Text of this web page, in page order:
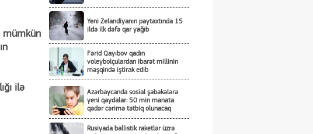
mümkün
ilə
Yeni Zelandiyanın paytaxtında 15
ildə ilk dəfə qar yağıb
Fərid Qayıbov qadın
voleybolçulardan ibarət millinin
məşqində iştirak edib
Azərbaycanda sosial şəbəkələrə
yeni qaydalar: 50 min manata
qədər cərimə tətbiq olunacaq
Rusiyada ballistik raketlər üzrə